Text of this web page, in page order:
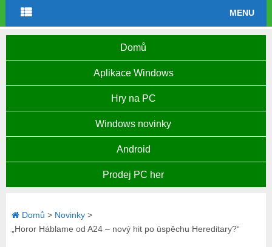
MENU
Domů
Aplikace Windows
Hry na PC
Windows novinky
Android
Prodej PC her
Domů > Novinky>
„Horor Háblame od A24 – nový hit po úspěchu Hereditary?“